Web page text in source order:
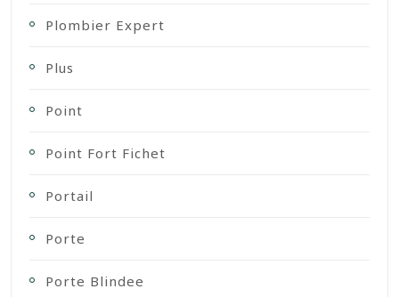
Plombier Expert
Plus
Point
Point Fort Fichet
Portail
Porte
Porte Blindee